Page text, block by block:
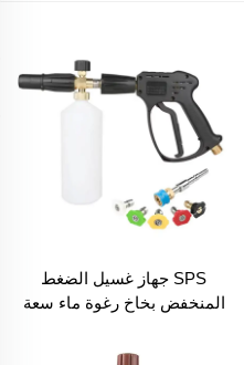
SPS جهاز غسيل الضغط
المنخفض بخاخ رغوة ماء سعة